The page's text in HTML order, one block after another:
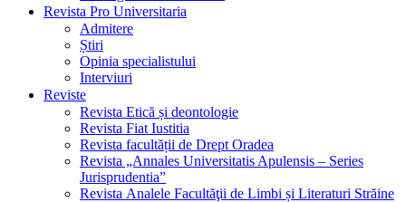
Revista Pro Universitaria
Admitere
Știri
Opinia specialistului
Interviuri
Reviste
Revista Etică și deontologie
Revista Fiat Iustitia
Revista facultății de Drept Oradea
Revista „Annales Universitatis Apulensis – Series
Jurisprudentia”
Revista Analele Facultăţii de Limbi și Literaturi Străine